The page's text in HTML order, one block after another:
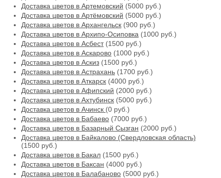
Доставка цветов в Артемовский (5000 руб.)
Доставка цветов в Артёмовский (5000 руб.)
Доставка цветов в Архангельск (900 руб.)
Доставка цветов в Архипо-Осиповка (1000 руб.)
Доставка цветов в Асбест(1500 руб.)
Доставка цветов в Аскарово (1000 руб.)
Доставка цветов в Аскиз (1500 руб.)
Доставка цветов в Астрахань (1700 руб.)
Доставка цветов в Аткарск (4000 руб.)
Доставка цветов в Афипский (2000 руб.)
Доставка цветов в Ахтубинск (5000 руб.)
Доставка цветов в Ачинск (0 руб.)
Доставка цветов в Бабаево (7000 руб.)
Доставка цветов в Базарный Сызган (2000 руб.)
Доставка цветов в Байкалово (Свердловская область)
(1500 руб.)
Доставка цветов в Бакал (1500 руб.)
Доставка цветов в Баксан (4000 руб.)
Доставка цветов в Балабаново (5000 руб.)